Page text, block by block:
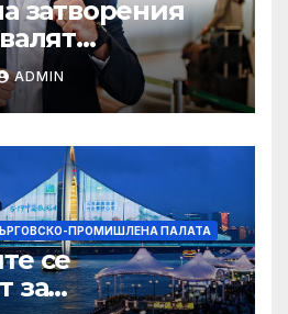
затворения
на Флавио
президент на
ADMIN
ПРОМИШЛЕНА ПАЛАТА
се
за